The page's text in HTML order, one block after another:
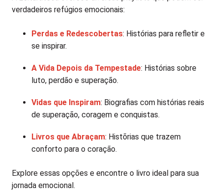
verdadeiros refúgios emocionais:
Perdas e Redescobertas: Histórias para refletir e
se inspirar.
A Vida Depois da Tempestade: Histórias sobre
luto, perdão e superação.
Vidas que Inspiram: Biografias com histórias reais
de superação, coragem e conquistas.
Livros que Abraçam: Histõrias que trazem
conforto para o coração.
Explore essas opções e encontre o livro ideal para sua
jornada emocional.